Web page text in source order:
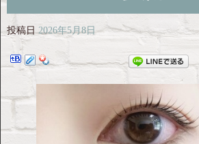
投稿日 2026年5月8日